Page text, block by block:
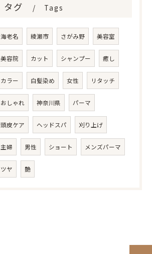
タグ Tags
海老名 綾瀬市 さがみ野 美容室
美容院 カット シャンプー 癒し
カラー 白髪染め 女性 リタッチ
おしゃれ 神奈川県 パーマ
頭皮ケア ヘッドスパ 刈り上げ
主婦 男性 ショート メンズパーマ
ツヤ 艶